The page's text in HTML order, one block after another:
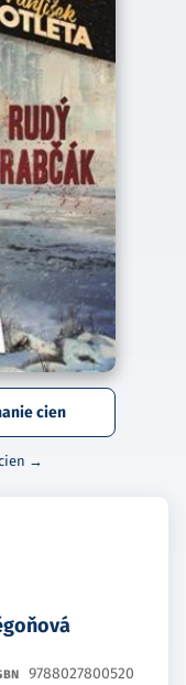
cien
→
9788027800520